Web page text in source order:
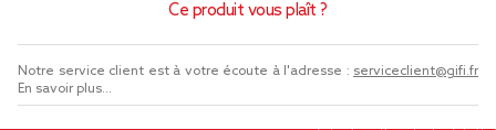
Ce produit vous plaît ?
Notre service client est à votre écoute à l'adresse : serviceclient@gifi.fr
En savoir plus...